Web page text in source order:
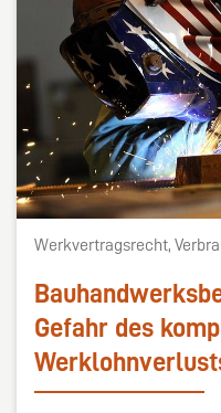
Werkvertragsrecht,
Gefahr des